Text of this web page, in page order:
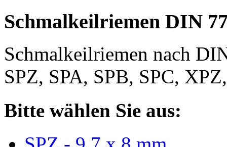
Schmalkeilriemen DIN
Schmalkeilriemen nach
SPZ, SPA, SPB, SPC,
Bitte wählen Sie aus: